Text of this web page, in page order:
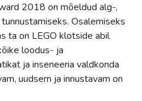
2018 on mõeldud alg-,
Osalemiseks
ta on LEGO klotside abil
loodus- ja
ja inseneeria valdkonda
uudsem ja innustavam on